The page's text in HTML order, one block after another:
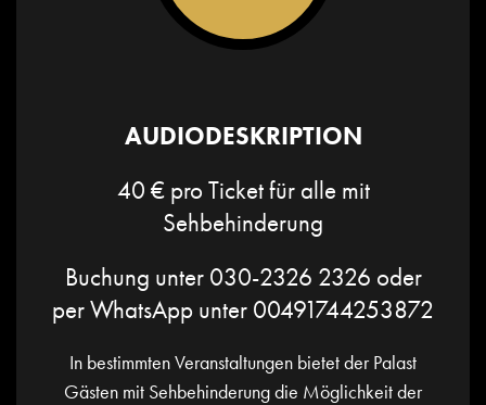
AUDIODESKRIPTION
40 € pro Ticket für alle mit
Sehbehinderung
Buchung unter 030-2326 2326 oder
per WhatsApp unter 00491744253872
In bestimmten Veranstaltungen bietet der Palast
Gästen mit Sehbehinderung die Möglichkeit der